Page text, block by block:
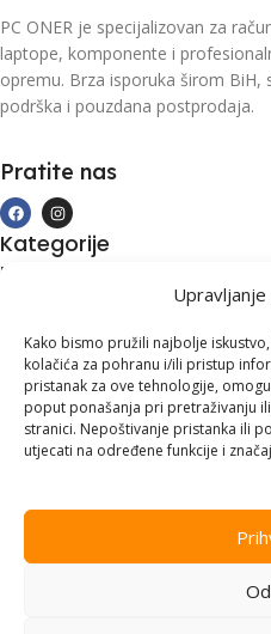
Kako bismo pružili najbolje
kolačića za pohranu i/ili pristup
pristanak za ove tehnologije,
poput ponašanja pri pretraživanju
stranici. Nepoštivanje pristanka ili
utjecati na određene funkcije i
PC ONER je specijalizovan za
laptope, komponente i
opremu. Brza isporuka širom BiH,
podrška i pouzdana postprodaja.
Pratite nas
Kategorije
Kupovina i podrška
Kontakt informacije
Branilaca Bosne, 75 300
+387 35 555 999
info@pconer.ba